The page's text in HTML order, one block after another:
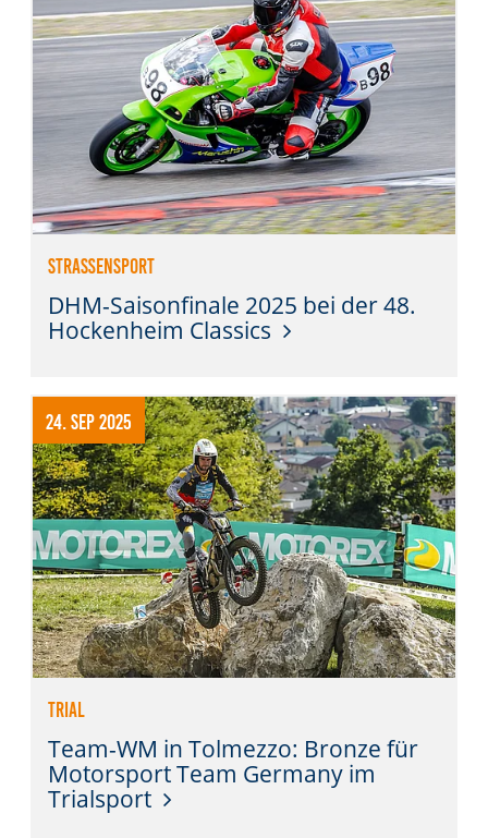
Straßensport
DHM-Saisonfinale 2025 bei der 48.
Hockenheim Classics
24. Sep 2025
Trial
Team-WM in Tolmezzo: Bronze für
Motorsport Team Germany im
Trialsport